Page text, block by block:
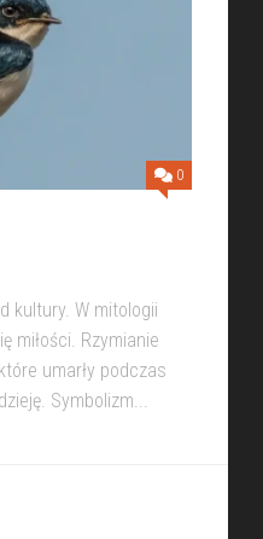
0
kultury. W mitologii
miłości. Rzymianie
umarły podczas
Symbolizm...